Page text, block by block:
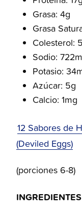
Grasa: 4g
Grasa
Colesterol:
Sodio:
Potasio:
Azúcar: 5g
Calcio: 1mg
12 Sabores de
(Deviled Eggs)
(porciones 6-8)
INGREDIENTES